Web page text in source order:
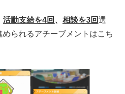
活動支給を4回 、 相談を3回選
られるアチーブメントはこち